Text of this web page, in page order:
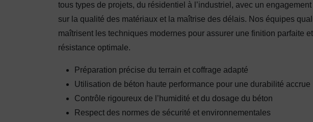
tous types de projets, du résidentiel à l’industriel, avec un engagement
sur la qualité des matériaux et la maîtrise des délais. Nos équipes
maîtrisent les techniques modernes pour assurer une finition parfaite
résistance optimale.
Préparation précise du terrain et coffrage adapté
Utilisation de béton haute performance pour une durabilité accrue
Contrôle rigoureux de l’humidité et du dosage du béton
Respect des normes de sécurité et environnementales